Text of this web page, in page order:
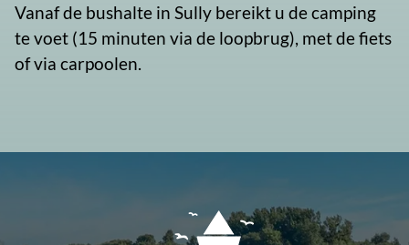
Vanaf de bushalte in Sully bereikt u de camping
te voet (15 minuten via de loopbrug), met de fiets
of via carpoolen.